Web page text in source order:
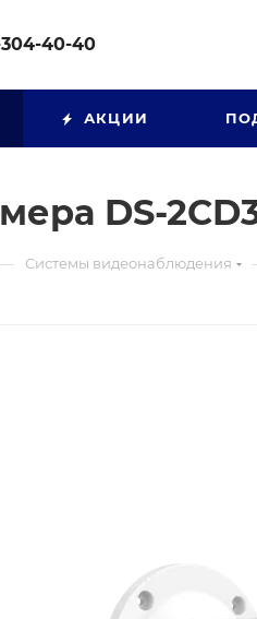
304-40-40
АКЦИИ
DS-
Системы видеонаблюдения